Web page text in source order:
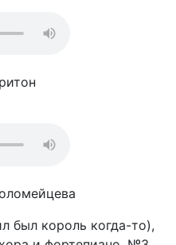
был король когда-то),